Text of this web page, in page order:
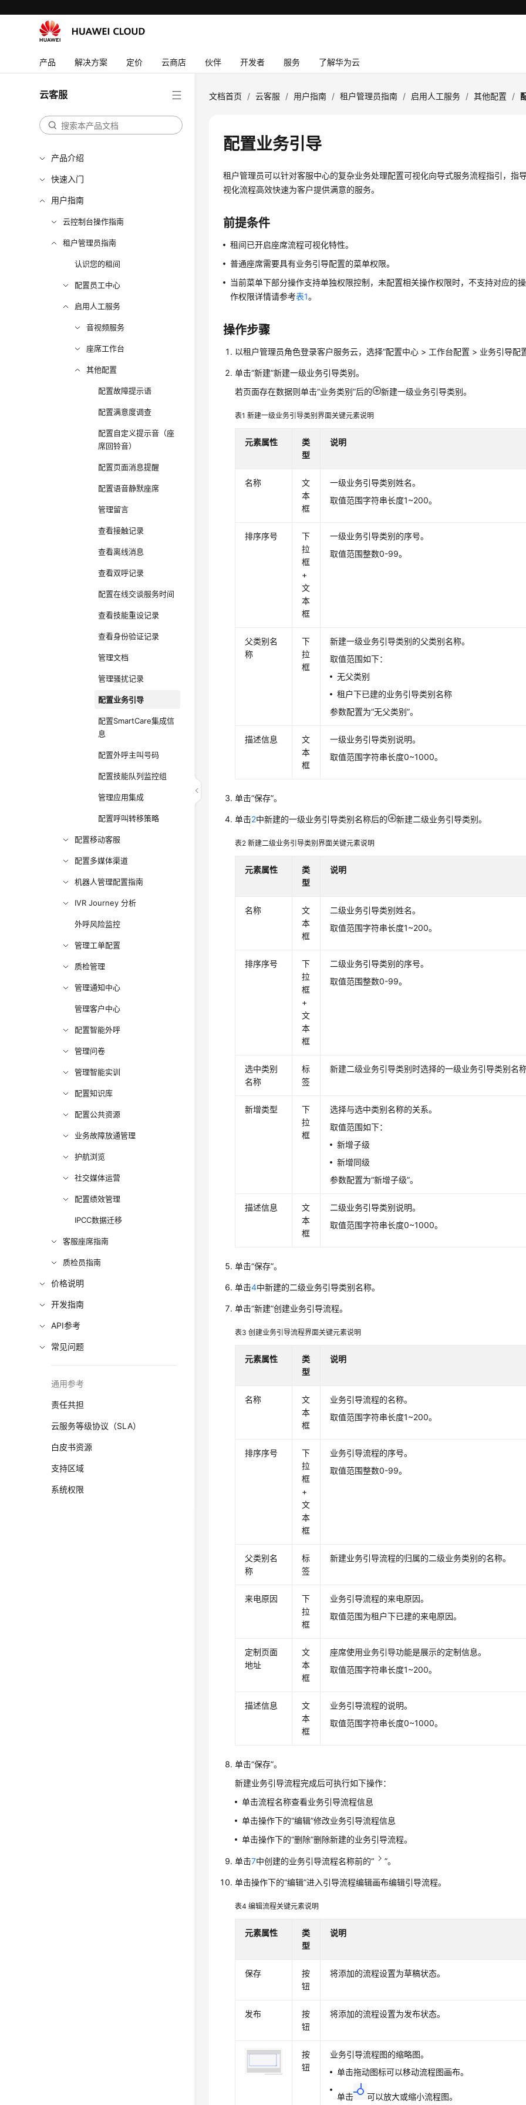
产品 解决方案 定价 云商店 伙伴 开发者 服务 了解华为云
云客服
产品介绍
快速入门
用户指南
云控制台操作指南
租户管理员指南
认识您的租间
配置员工中心
启用人工服务
音视频服务
座席工作台
其他配置
配置故障提示语
配置满意度调查
配置自定义提示音（座
席回铃音）
配置页面消息提醒
配置语音静默座席
管理留言
查看接触记录
查看离线消息
查看双呼记录
配置在线交谈服务时间
查看技能重设记录
查看身份验证记录
管理文档
管理骚扰记录
配置业务引导
配置SmartCare集成信
息
配置外呼主叫号码
配置技能队列监控组
管理应用集成
配置呼叫转移策略
配置移动客服
配置多媒体渠道
机器人管理配置指南
IVR Journey 分析
外呼风险监控
管理工单配置
质检管理
管理通知中心
管理客户中心
配置智能外呼
管理问卷
管理智能实训
配置知识库
配置公共资源
业务故障放通管理
护航浏览
社交媒体运营
配置绩效管理
IPCC数据迁移
客服座席指南
质检员指南
价格说明
开发指南
API参考
常见问题
通用参考
责任共担
云服务等级协议（SLA）
白皮书资源
支持区域
系统权限
文档首页 / 云客服 / 用户指南 / 租户管理员指南 / 启用人工服务 / 其他配置 /
配置业务引导
租户管理员可以针对客服中心的复杂业务处理配置可视化向导式服务流程指引，指
视化流程高效快速为客户提供满意的服务。
前提条件
租间已开启座席流程可视化特性。
普通座席需要具有业务引导配置的菜单权限。
当前菜单下部分操作支持单独权限控制，未配置相关操作权限时，不支持对应的
作权限详情请参考表1。
操作步骤
以租户管理员角色登录客户服务云，选择“配置中心 > 工作台配置 > 业务引导配
单击“新建”新建一级业务引导类别。
若页面存在数据则单击“业务类别”后的
新建一级业务引导类别。
表1新建一级业务引导类别界面关键元素说明
元素属性
类
型
说明
名称
文
本
框
一级业务引导类别姓名。
取值范围字符串长度1~200。
排序序号
下
拉
框
+
文
本
框
一级业务引导类别的序号。
取值范围整数0-99。
父类别名
称
下
拉
框
新建一级业务引导类别的父类别名称。
取值范围如下：
无父类别
租户下已建的业务引导类别名称
参数配置为“无父类别”。
描述信息
文
本
框
一级业务引导类别说明。
取值范围字符串长度0~1000。
单击“保存”。
单击2中新建的一级业务引导类别名称后的 新建二级业务引导类别。
表2新建二级业务引导类别界面关键元素说明
元素属性
类
型
说明
名称
文
本
框
二级业务引导类别姓名。
取值范围字符串长度1~200。
排序序号
下
拉
框
+
文
本
框
二级业务引导类别的序号。
取值范围整数0-99。
选中类别
名称
标
签
新建二级业务引导类别时选择的一级业务引导类别名
新增类型
下
拉
框
选择与选中类别名称的关系。
取值范围如下：
新增子级
新增同级
参数配置为“新增子级”。
描述信息
文
本
框
二级业务引导类别说明。
取值范围字符串长度0~1000。
单击“保存”。
单击4中新建的二级业务引导类别名称。
单击“新建”创建业务引导流程。
表3创建业务引导流程界面关键元素说明
元素属性
类
型
说明
名称
文
本
框
业务引导流程的名称。
取值范围字符串长度1~200。
排序序号
下
拉
框
+
文
本
框
业务引导流程的序号。
取值范围整数0-99。
父类别名
称
标
签
新建业务引导流程的归属的二级业务类别的名称。
来电原因
下
拉
框
业务引导流程的来电原因。
取值范围为租户下已建的来电原因。
定制页面
地址
文
本
框
座席使用业务引导功能是展示的定制信息。
取值范围字符串长度1~200。
描述信息
文
本
框
业务引导流程的说明。
取值范围字符串长度0~1000。
单击“保存”。
新建业务引导流程完成后可执行如下操作：
单击流程名称查看业务引导流程信息
单击操作下的“编辑”修改业务引导流程信息
单击操作下的“删除”删除新建的业务引导流程。
单击7中创建的业务引导流程名称前的“ ”。
单击操作下的“编辑”进入引导流程编辑画布编辑引导流程。
表4编辑流程关键元素说明
元素属性
类
型
说明
保存
按
钮
将添加的流程设置为草稿状态。
发布
按
钮
将添加的流程设置为发布状态。
按
钮
业务引导流程图的缩略图。
单击拖动图标可以移动流程图画布。
单击 可以放大或缩小流程图。